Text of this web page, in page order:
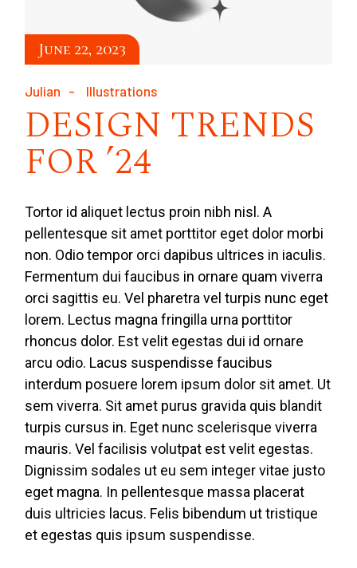
June 22, 2023
Julian Illustrations
DESIGN TRENDS
FOR ’24
Tortor id aliquet lectus proin nibh nisl. A
pellentesque sit amet porttitor eget dolor morbi
non. Odio tempor orci dapibus ultrices in iaculis.
Fermentum dui faucibus in ornare quam viverra
orci sagittis eu. Vel pharetra vel turpis nunc eget
lorem. Lectus magna fringilla urna porttitor
rhoncus dolor. Est velit egestas dui id ornare
arcu odio. Lacus suspendisse faucibus
interdum posuere lorem ipsum dolor sit amet. Ut
sem viverra. Sit amet purus gravida quis blandit
turpis cursus in. Eget nunc scelerisque viverra
mauris. Vel facilisis volutpat est velit egestas.
Dignissim sodales ut eu sem integer vitae justo
eget magna. In pellentesque massa placerat
duis ultricies lacus. Felis bibendum ut tristique
et egestas quis ipsum suspendisse.